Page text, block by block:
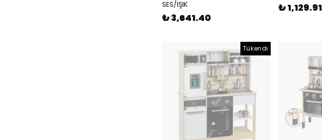
SES/IŞIK
₺ 3,641.40
₺ 1,129.91
Tükendi